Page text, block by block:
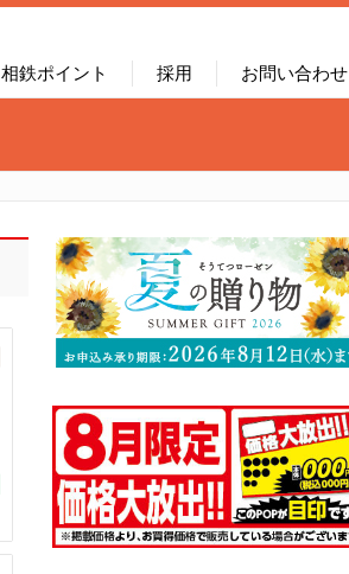
相鉄ポイント 採用 お問い合わせ